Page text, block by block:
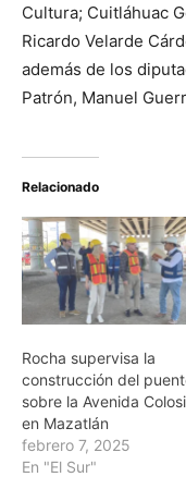
Cultura; Cuitláhuac
Ricardo Velarde
además de los
Patrón, Manuel
Relacionado
Rocha supervisa la
construcción del
sobre la Avenida
en Mazatlán
febrero 7, 2025
En "El Sur"